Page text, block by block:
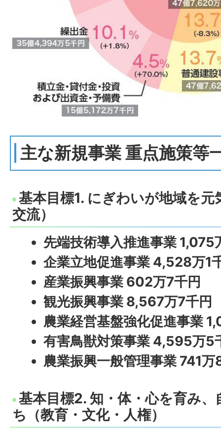
主な新規事業 重点施策等
基本目標1. にぎわいが地域を
交流）
先端技術導入推進事業 1,075
企業立地促進事業 4,528万1
産業振興事業 602万7千円
観光振興事業 8,567万7千円
農業経営基盤強化促進事業
有害鳥獣対策事業 4,595万5
農業振興一般管理事業 741万
基本目標2. 知・体・心を育み
ち（教育・文化・人権）